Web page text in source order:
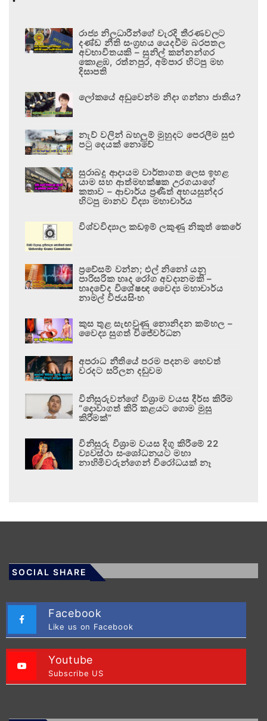
රාජ්‍ය නිලධාරීන්ගේ වැරදි තීරණවලට
දණ්ඩ නීති සංග්‍රහය යෙදවීම බරපතල
අවභාවිතයකි – සුනිල් කන්නන්ගර
කොළඹ, රත්නපුර, අම්පාර හිටපු මහ
දිසාපති
ලෝකයේ අඩුවෙන්ම නිදා ගන්නා ජාතිය?
නැව් වලින් බහලුම් මුහුදට පෙරලීම සුළු
පටු දෙයක් නොවේ
සුරාබදු ආදායම වාර්තාගත ලෙස ඉහළ
යාම සහ ආත්මභක්ෂක උරගයාගේ
කතාව – ආචාර්ය ප්‍රණීත් අභයසුන්දර
හිටපු මානව විද්‍යා මහාචාර්ය
විශ්වවිද්‍යාල කඩඉම් ලකුණු නිකුත් කෙරේ
ප්‍රවේසම් වන්න; එල් නිනෝ යනු
පාරිසරික හෘද රෝග අවදානමකි –
හෘදවේද විශේෂඥ වෛද්‍ය මහාචාර්ය
නාමල් විජයසිංහ
කුස තුළ සැඟවුණු නොනිදන කම්හල –
වෛද්‍ය සුගත් විජේවර්ධන
අපරාධ නීතියේ පරම පදනම හෙවත්
වරදට සරිලන දඬුවම
විනිසුරුවන්ගේ විශ්‍රාම වයස දීර්ඝ කිරීම
“දොවාගත් කිරි කළයට ගොම මුසු
කිරීමක්”
විනිසුරු විශ්‍රාම වයස දිගු කිරීමේ 22
ව්‍යවස්ථා සංශෝධනයට මහා
නාහිමිවරුන්ගෙන් විරෝධයක් නෑ
SOCIAL SHARE
Facebook
Like us on Facebook
Youtube
Subscribe US